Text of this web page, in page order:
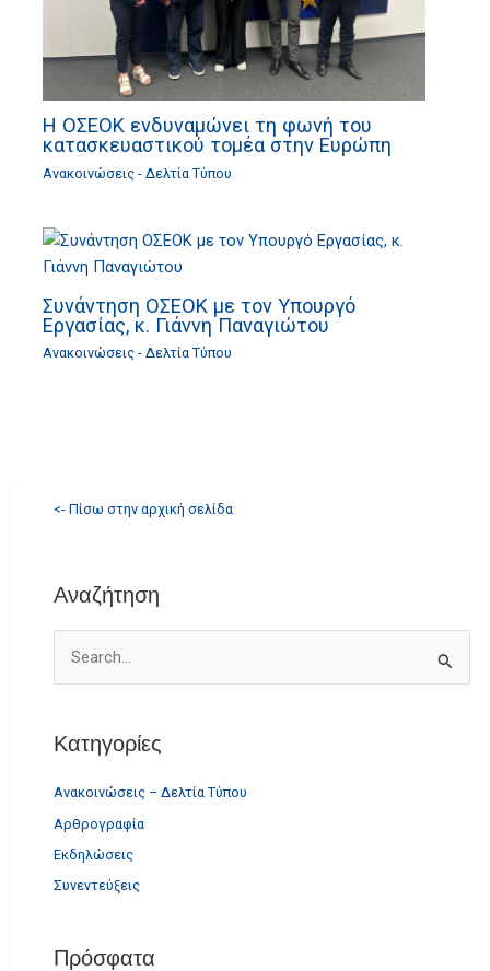
Η ΟΣΕΟΚ ενδυναμώνει τη φωνή του
κατασκευαστικού τομέα στην Ευρώπη
Ανακοινώσεις - Δελτία Τύπου
Συνάντηση ΟΣΕΟΚ με τον Υπουργό
Εργασίας, κ. Γιάννη Παναγιώτου
Ανακοινώσεις - Δελτία Τύπου
<- Πίσω στην αρχική σελίδα
Αναζήτηση
e
h
f
o
r
Κατηγορίες
Ανακοινώσεις – Δελτία Τύπου
Αρθρογραφία
Εκδηλώσεις
Συνεντεύξεις
Πρόσφατα